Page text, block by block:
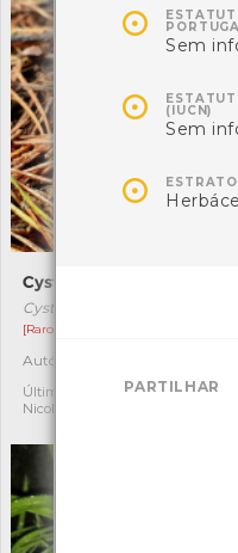
Cystodermella granulosa
Cystodermella granulosa
[Raro]
Autóctone
Última observação por:
Nicole Viana

Sem
 (IUCN)
Sem
 ESTRATO
PARTILHAR